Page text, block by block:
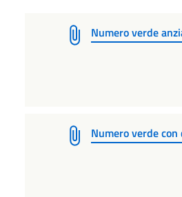
Numero verde
Numero verde